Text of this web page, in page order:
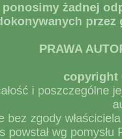
ponosimy żadnej
PRAWA
copyright
i poszczególne
bez zgody
powstał wg